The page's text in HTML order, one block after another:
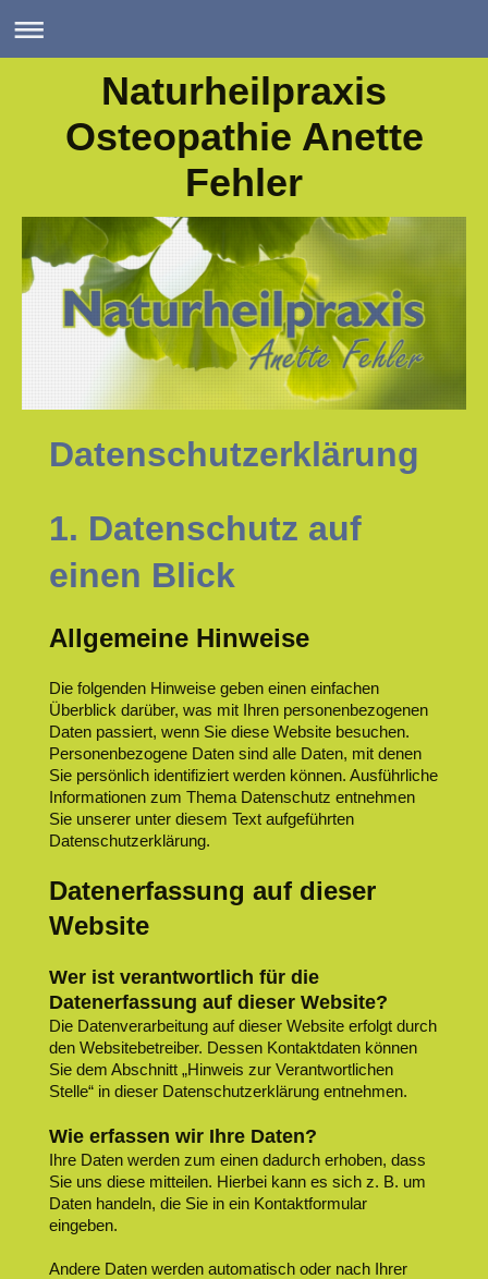
Naturheilpraxis
Osteopathie Anette
Fehler
Datenschutzerklärung
1. ​Datenschutz auf
einen Blick
Allgemeine Hinweise
Die folgenden Hinweise geben einen einfachen
Überblick darüber, was mit Ihren personenbezogenen
Daten passiert, wenn Sie diese Website besuchen.
Personenbezogene Daten sind alle Daten, mit denen
Sie persönlich identifiziert werden können. Ausführliche
Informationen zum Thema Datenschutz entnehmen
Sie unserer unter diesem Text aufgeführten
Datenschutzerklärung.
Datenerfassung auf dieser
Website
Wer ist verantwortlich für die
Datenerfassung auf dieser Website?
Die Datenverarbeitung auf dieser Website erfolgt durch
den Websitebetreiber. Dessen Kontaktdaten können
Sie dem Abschnitt „Hinweis zur Verantwortlichen
Stelle“ in dieser Datenschutzerklärung entnehmen.
Wie erfassen wir Ihre Daten?
Ihre Daten werden zum einen dadurch erhoben, dass
Sie uns diese mitteilen. Hierbei kann es sich z. B. um
Daten handeln, die Sie in ein Kontaktformular
eingeben.
Andere Daten werden automatisch oder nach Ihrer